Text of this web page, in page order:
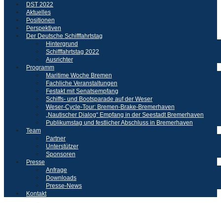
DST 2022
Aktuelles
Positionen
Perspektiven
Der Deutsche Schifffahrtstag
Hintergrund
Schifffahrtstag 2022
Ausrichter
Programm
Maritime Woche Bremen
Fachliche Veranstaltungen
Festakt mit Senatsempfang
Schiffs- und Bootsparade auf der Weser
Weser-Cycle-Tour: Bremen-Brake-Bremerhaven
„Nautischer Dialog“ Empfang in der Seestadt Bremerhaven
Publikumstag und festlicher Abschluss in Bremerhaven
Team
Partner
Unterstützer
Sponsoren
Presse
Anfrage
Downloads
Presse-News
Kontakt